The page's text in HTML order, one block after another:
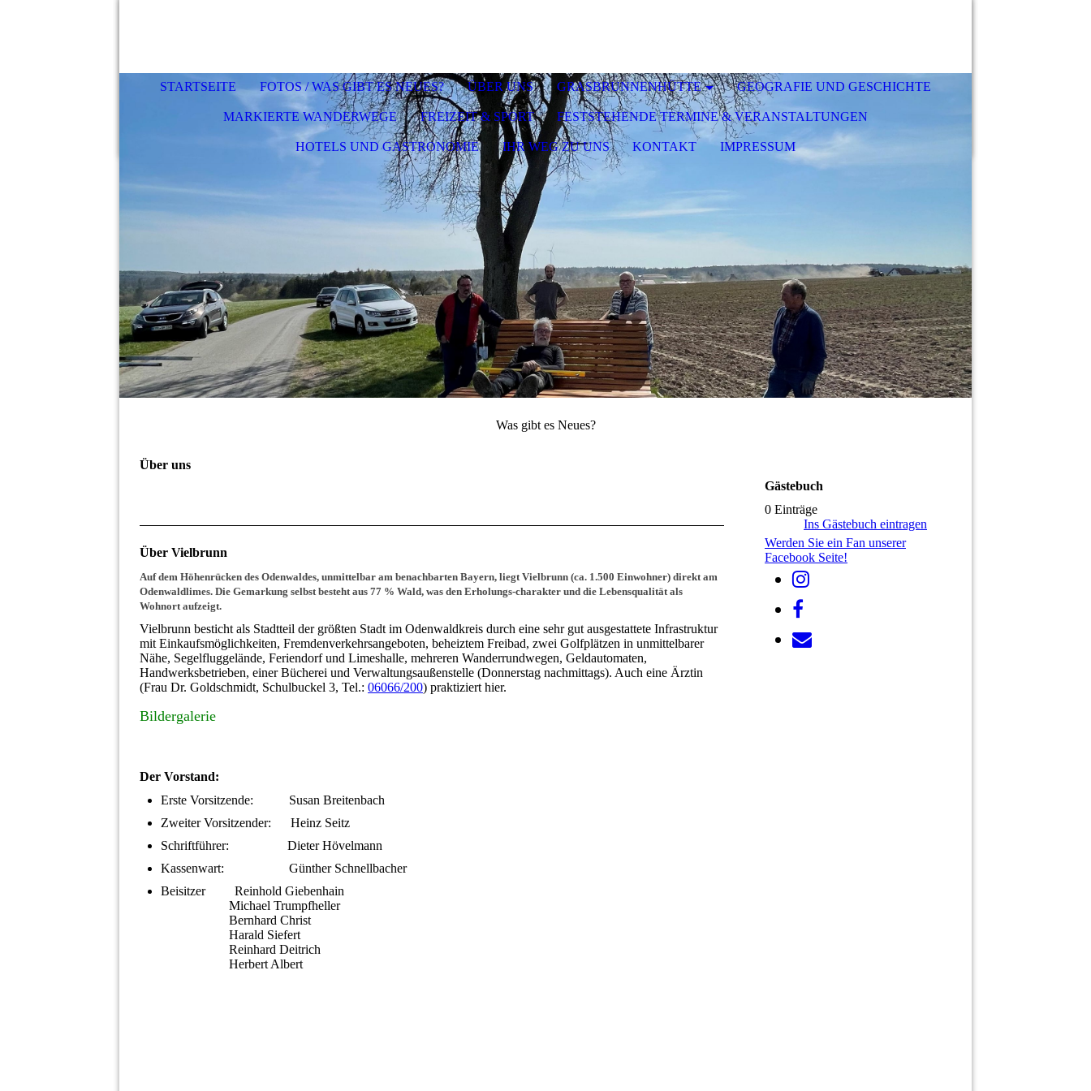
STARTSEITE FOTOS / WAS GIBT ES NEUES? ÜBER UNS GRASBRUNNENHÜTTE GEOGRAFIE UND GESCHICHTE
MARKIERTE WANDERWEGE FREIZEIT & SPORT FESTSTEHENDE TERMINE & VERANSTALTUNGEN
HOTELS UND GASTRONOMIE IHR WEG ZU UNS KONTAKT IMPRESSUM
Was gibt es Neues?
Über uns
Über Vielbrunn
Auf dem Höhenrücken des Odenwaldes, unmittelbar am benachbarten Bayern, liegt Vielbrunn (ca. 1.500 Einwohner) direkt am
Odenwaldlimes. Die Gemarkung selbst besteht aus 77 % Wald, was den Erholungs-charakter und die Lebensqualität als
Wohnort aufzeigt.
Vielbrunn besticht als Stadtteil der größten Stadt im Odenwaldkreis durch eine sehr gut ausgestattete Infrastruktur
mit Einkaufsmöglichkeiten, Fremdenverkehrsangeboten, beheiztem Freibad, zwei Golfplätzen in unmittelbarer
Nähe, Segelfluggelände, Feriendorf und Limeshalle, mehreren Wanderrundwegen, Geldautomaten,
Handwerksbetrieben, einer Bücherei und Verwaltungsaußenstelle (Donnerstag nachmittags). Auch eine Ärztin
(Frau Dr. Goldschmidt, Schulbuckel 3, Tel.: 06066/200) praktiziert hier.
Bildergalerie
Der Vorstand:
Erste Vorsitzende: Susan Breitenbach
Zweiter Vorsitzender: Heinz Seitz
Schriftführer: Dieter Hövelmann
Kassenwart: Günther Schnellbacher
Beisitzer Reinhold Giebenhain
Michael Trumpfheller
Bernhard Christ
Harald Siefert
Reinhard Deitrich
Herbert Albert
Gästebuch
0 Einträge
Ins Gästebuch eintragen
Werden Sie ein Fan unserer
Facebook Seite!